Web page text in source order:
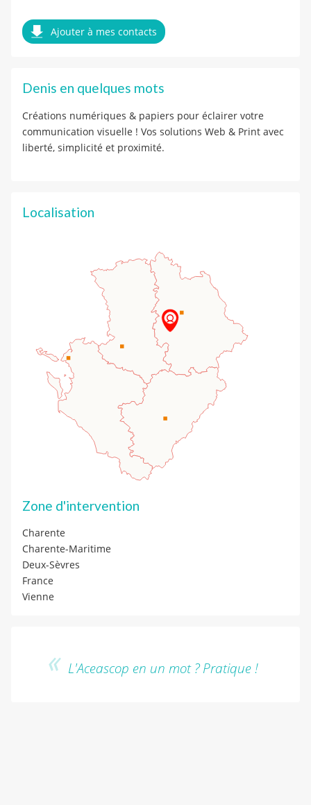
Ajouter à mes contacts
Denis en quelques mots
Créations numériques & papiers pour éclairer votre
communication visuelle ! Vos solutions Web & Print avec
liberté, simplicité et proximité.
Localisation
Zone d'intervention
Charente
Charente-Maritime
Deux-Sèvres
France
Vienne
L'Aceascop en un mot ? Pratique !